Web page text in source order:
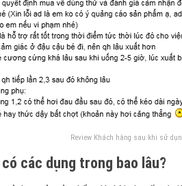
Review Khách hàng sau khi sử
các dụng trong bao lâu?